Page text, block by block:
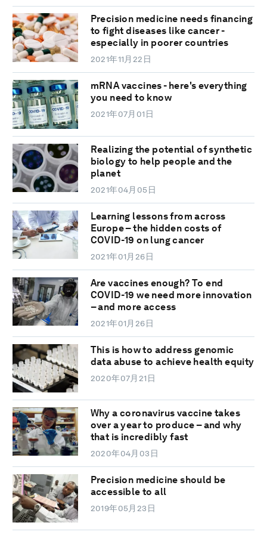
Precision medicine needs financing
to fight diseases like cancer -
especially in poorer countries
2021年11月22日
mRNA vaccines - here's everything
you need to know
2021年07月01日
Realizing the potential of synthetic
biology to help people and the
planet
2021年04月05日
Learning lessons from across
Europe – the hidden costs of
COVID-19 on lung cancer
2021年01月26日
Are vaccines enough? To end
COVID-19 we need more innovation
– and more access
2021年01月26日
This is how to address genomic
data abuse to achieve health equity
2020年07月21日
Why a coronavirus vaccine takes
over a year to produce – and why
that is incredibly fast
2020年04月03日
Precision medicine should be
accessible to all
2019年05月23日